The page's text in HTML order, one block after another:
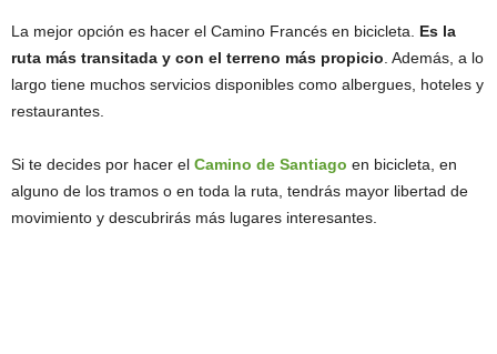
La mejor opción es hacer el Camino Francés en bicicleta. Es la
ruta más transitada y con el terreno más propicio . Además, a lo
largo tiene muchos servicios disponibles como albergues, hoteles y
restaurantes.
Si te decides por hacer el Camino de Santiago en bicicleta, en
alguno de los tramos o en toda la ruta, tendrás mayor libertad de
movimiento y descubrirás más lugares interesantes.